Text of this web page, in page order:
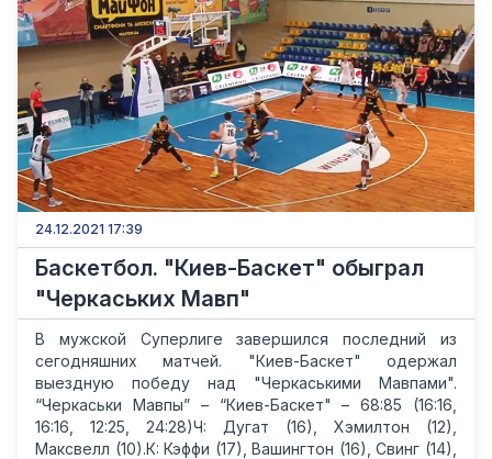
24.12.2021 17:39
Баскетбол. "Киев-Баскет" обыграл
"Черкаських Мавп"
В мужской Суперлиге завершился последний из
сегодняшних матчей. "Киев-Баскет" одержал
выездную победу над "Черкаськими Мавпами".
“Черкаськи Мавпы” – “Киев-Баскет" – 68:85 (16:16,
16:16, 12:25, 24:28)Ч: Дугат (16), Хэмилтон (12),
Максвелл (10).К: Кэффи (17), Вашингтон (16), Свинг (14),